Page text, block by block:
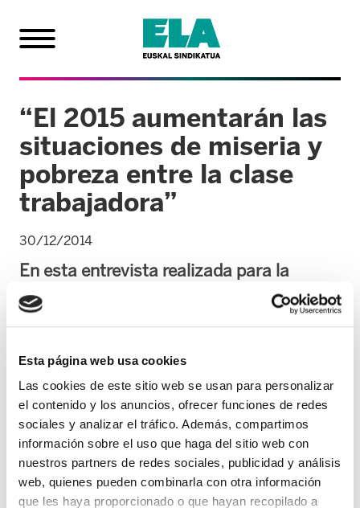
Esta página web usa cookies
Las cookies de este sitio web se usan para personalizar
el contenido y los anuncios, ofrecer funciones de redes
sociales y analizar el tráfico. Además, compartimos
información sobre el uso que haga del sitio web con
nuestros partners de redes sociales, publicidad y análisis
web, quienes pueden combinarla con otra información
que les haya proporcionado o que hayan recopilado a
“El 2015 aumentarán las
situaciones de miseria y
pobreza entre la clase
trabajadora”
30/12/2014
En esta entrevista realizada para la
página web de ELA, el secretario general,
Adolfo Muñoz, analiza diversos aspectos
social y política. Muñoz destaca que
“pese a los intentos de disfrazar la
realidad, es evidente que el próximo año
seguirán aumentando las situaciones de
miseria y pobreza entre la clase
trabajadora”.